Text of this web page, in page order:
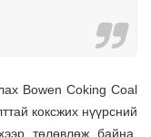
Bowen Coking Coal
коксжих нүүрсний
төлөвлөж байна.